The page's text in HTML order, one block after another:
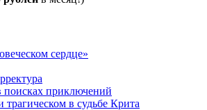
сердце»
приключений
в судьбе Крита